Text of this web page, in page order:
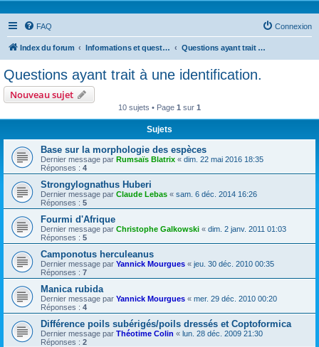
FAQ Connexion
Index du forum Informations et questions taxonomiques Questions ayant trait à une identification.
Questions ayant trait à une identification.
Nouveau sujet
10 sujets • Page 1 sur 1
Sujets
Base sur la morphologie des espèces
Dernier message par Rumsaïs Blatrix « dim. 22 mai 2016 18:35
Réponses : 4
Strongylognathus Huberi
Dernier message par Claude Lebas « sam. 6 déc. 2014 16:26
Réponses : 5
Fourmi d'Afrique
Dernier message par Christophe Galkowski « dim. 2 janv. 2011 01:03
Réponses : 5
Camponotus herculeanus
Dernier message par Yannick Mourgues « jeu. 30 déc. 2010 00:35
Réponses : 7
Manica rubida
Dernier message par Yannick Mourgues « mer. 29 déc. 2010 00:20
Réponses : 4
Différence poils subérigés/poils dressés et Coptoformica
Dernier message par Théotime Colin « lun. 28 déc. 2009 21:30
Réponses : 2